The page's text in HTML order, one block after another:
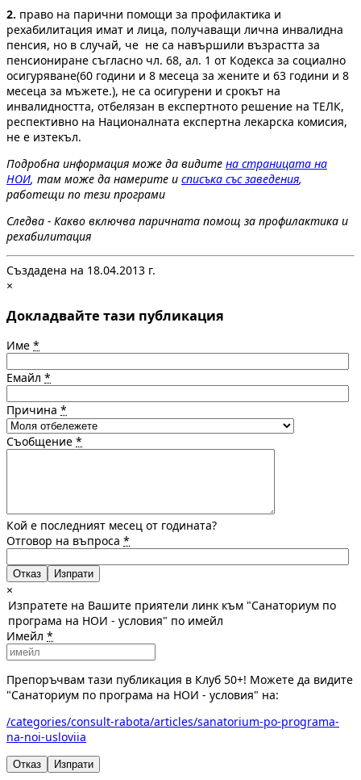
2. право на парични помощи за профилактика и
рехабилитация имат и лица, получаващи лична инвалидна
пенсия, но в случай, че не са навършили възрастта за
пенсиониране съгласно чл. 68, ал. 1 от Кодекса за социално
осигуряване(60 години и 8 месеца за жените и 63 години и 8
месеца за мъжете.), не са осигурени и срокът на
инвалидността, отбелязан в експертното решение на ТЕЛК,
респективно на Националната експертна лекарска комисия,
не е изтекъл.
Подробна информация може да видите на страницата на
НОИ, там може да намерите и списъка със заведения,
работещи по тези програми
Следва - Какво включва паричната помощ за профилактика и
рехабилитация
Създадена на 18.04.2013 г.
×
Докладвайте тази публикация
Име *
Емайл *
Причина *
Съобщение *
Кой е последният месец от годината?
Отговор на въпроса *
Отказ
×
Изпратете на Вашите приятели линк към "Санаториум по
програма на НОИ - условия" по имейл
Имейл *
Препоръчвам тази публикация в Клуб 50+! Можете да видите
"Санаториум по програма на НОИ - условия" на:
/categories/consult-rabota/articles/sanatorium-po-programa-
na-noi-usloviia
Отказ Изпрати